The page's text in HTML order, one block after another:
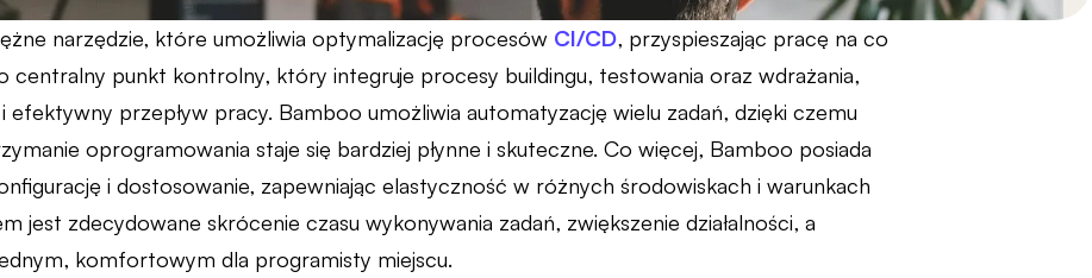
narzędzie, które umożliwia optymalizację procesów CI/CD, przyspieszając pracę na co
centralny punkt kontrolny, który integruje procesy buildingu, testowania oraz wdrażania,
efektywny przepływ pracy. Bamboo umożliwia automatyzację wielu zadań, dzięki czemu
oprogramowania staje się bardziej płynne i skuteczne. Co więcej, Bamboo posiada
i dostosowanie, zapewniając elastyczność w różnych środowiskach i warunkach
jest zdecydowane skrócenie czasu wykonywania zadań, zwiększenie działalności, a
komfortowym dla programisty miejscu.